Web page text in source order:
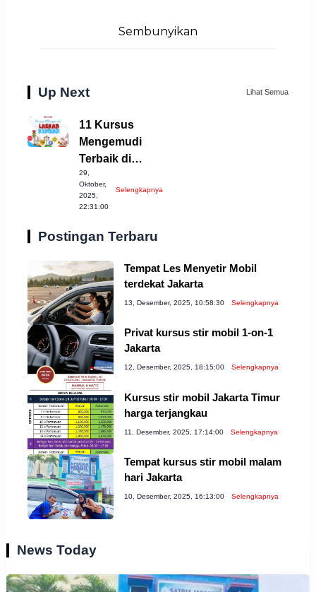
Sembunyikan
Up Next Lihat Semua
11 Kursus
Mengemudi
Terbaik di
Pangkalpinang
untuk Pemula
29,
Oktober,
2025,
22:31:00
Selengkapnya
Postingan Terbaru
Tempat Les Menyetir Mobil
terdekat Jakarta
13, Desember, 2025, 10:58:30 Selengkapnya
Privat kursus stir mobil 1-on-1
Jakarta
12, Desember, 2025, 18:15:00 Selengkapnya
Kursus stir mobil Jakarta Timur
harga terjangkau
11, Desember, 2025, 17:14:00 Selengkapnya
Tempat kursus stir mobil malam
hari Jakarta
10, Desember, 2025, 16:13:00 Selengkapnya
News Today